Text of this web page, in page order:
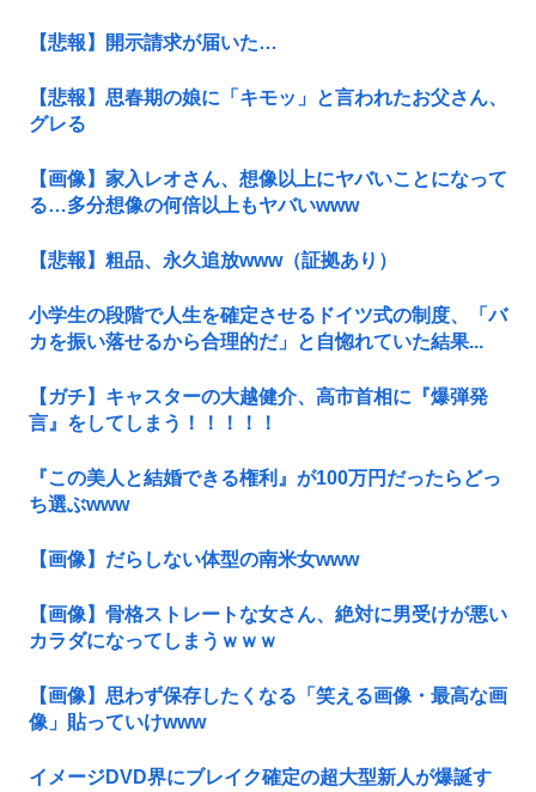
【悲報】開示請求が届いた…
【悲報】思春期の娘に「キモッ」と言われたお父さん、
グレる
【画像】家入レオさん、想像以上にヤバいことになって
る…多分想像の何倍以上もヤバいwww
【悲報】粗品、永久追放www（証拠あり）
小学生の段階で人生を確定させるドイツ式の制度、「バ
カを振い落せるから合理的だ」と自惚れていた結果...
【ガチ】キャスターの大越健介、高市首相に『爆弾発
言』をしてしまう！！！！！
『この美人と結婚できる権利』が100万円だったらどっ
ち選ぶwww
【画像】だらしない体型の南米女www
【画像】骨格ストレートな女さん、絶対に男受けが悪い
カラダになってしまうｗｗｗ
【画像】思わず保存したくなる「笑える画像・最高な画
像」貼っていけwww
イメージDVD界にブレイク確定の超大型新人が爆誕す